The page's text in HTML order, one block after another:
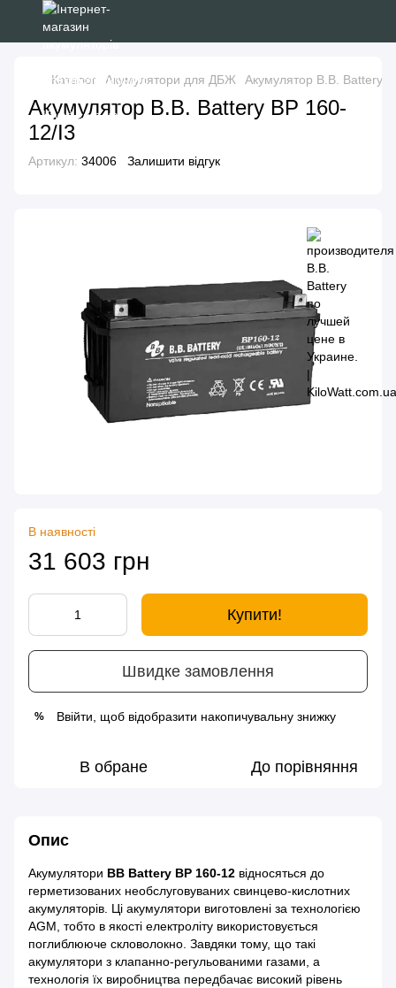
Каталог Акумулятори для ДБЖ Акумулятор B.B. Battery
Акумулятор B.B. Battery BP 160-
12/I3
Артикул: 34006 Залишити відгук
В наявності
31 603 грн
Купити!
Швидке замовлення
% Ввійти , щоб відобразити накопичувальну знижку
В обране До порівняння
Опис
Акумулятори BB Battery BP 160-12 відносяться до
герметизованих необслуговуваних свинцево-кислотних
акумуляторів. Ці акумулятори виготовлені за технологією
AGM, тобто в якості електроліту використовується
поглиблююче скловолокно. Завдяки тому, що такі
акумулятори з клапанно-регульованими газами, а
технологія їх виробництва передбачає високий рівень